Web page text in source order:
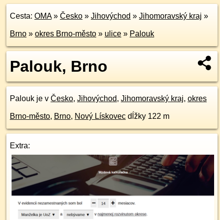
Cesta: OMA» Česko » Jihovýchod » Jihomoravský kraj »
Brno » okres Brno-město » ulice » Palouk
Palouk, Brno
Palouk je v Česko, Jihovýchod, Jihomoravský kraj, okres
Brno-město, Brno, Nový Lískovec dĺžky 122 m
Extra: